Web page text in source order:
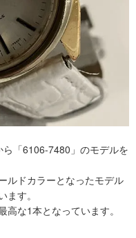
「6106-7480」のモデルを
ルドカラーとなったモデル
す。
な1本となっています。